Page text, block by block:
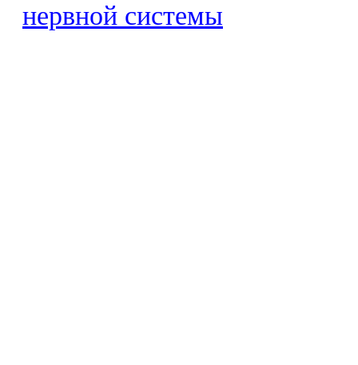
нервной системы